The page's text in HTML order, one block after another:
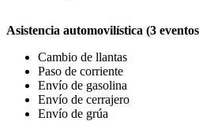
Asistencia automovilística (3
Cambio de llantas
Paso de corriente
Envío de gasolina
Envío de cerrajero
Envío de grúa